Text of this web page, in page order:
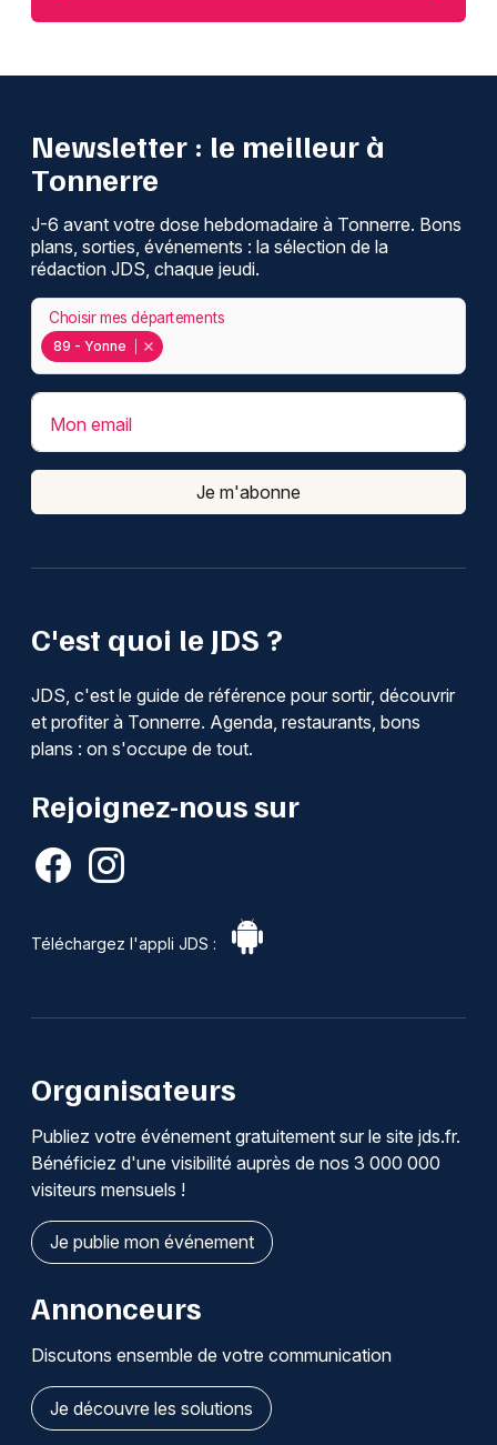
C'est quoi le JDS ?
JDS, c'est le guide de référence pour sortir, découvrir
et profiter à Tonnerre. Agenda, restaurants, bons
plans : on s'occupe de tout.
Rejoignez-nous sur
Téléchargez l'appli JDS :
Newsletter : le meilleur à
Tonnerre
J-6 avant votre dose hebdomadaire à Tonnerre. Bons
plans, sorties, événements : la sélection de la
rédaction JDS, chaque jeudi.
89 - Yonne
Choisir mes départements
Mon email
Je m'abonne
Organisateurs
Publiez votre événement gratuitement sur le site jds.fr.
Bénéficiez d'une visibilité auprès de nos 3 000 000
visiteurs mensuels !
Je publie mon événement
Annonceurs
Discutons ensemble de votre communication
Je découvre les solutions